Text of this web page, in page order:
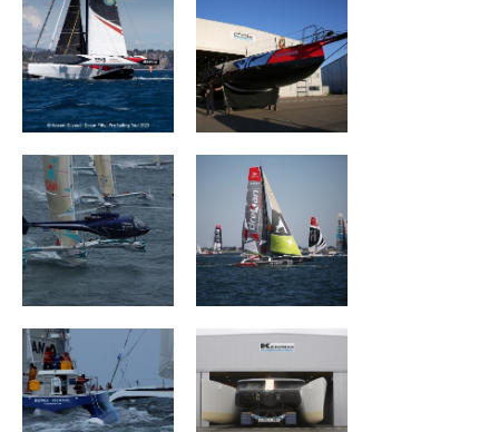
Géant Groupe Drekan
ROYALE ATLANTIC Mouse Trap